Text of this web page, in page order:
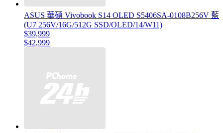
ASUS 華碩 Vivobook S14 OLED S5406SA-0108B256V 藍
(U7 256V/16G/512G SSD/OLED/14/W11)
$39,999
$42,999